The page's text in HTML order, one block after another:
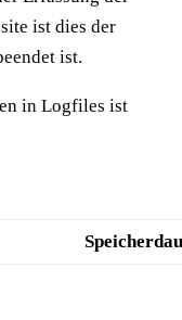
ist dies der
ist.
in Logfiles ist